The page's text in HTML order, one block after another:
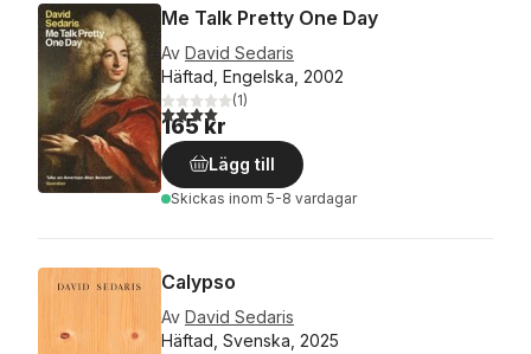
Me Talk Pretty One Day
Av David Sedaris
Häftad, Engelska, 2002
4,0utav 5 stjärnor. Totalt antal röster:
(1)
165 kr
Lägg till
Skickas inom 5-8 vardagar
Calypso
Av David Sedaris
Häftad, Svenska, 2025